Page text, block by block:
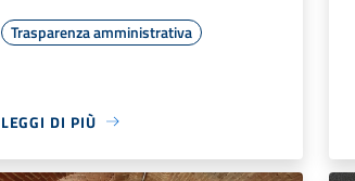
Trasparenza amministrativa
LEGGI DI PIÙ